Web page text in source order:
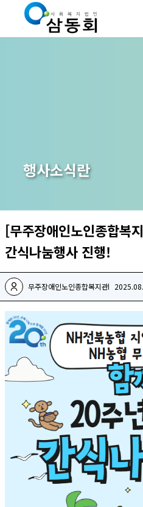
행사소식란
[무주장애인노인종합복
간식나눔행사 진행!
무주장애인노인종합복지관